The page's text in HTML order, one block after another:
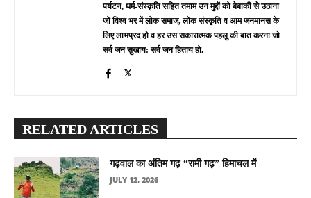
पर्यटन, धर्म-संस्कृति सहित तमाम उन मुद्दों को बेबाकी से उठाना
जो विश्व भर में लोक समाज, लोक संस्कृति व आम जनमानस के
लिए लाभप्रद हो व हर उस सकारात्मक पहलु की बात करना जो
सर्व जन सुखाय: सर्व जन हिताय हो.
RELATED ARTICLES
गढ़वाल का अंतिम गढ़ “रामी गढ़” हिमाचल में
JULY 12, 2026